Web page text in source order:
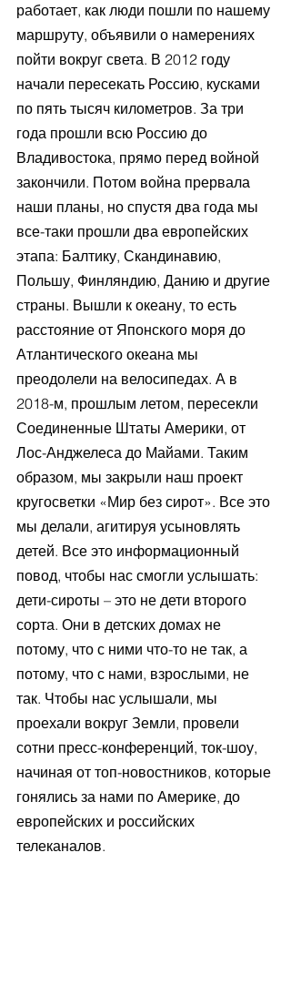
работает, как люди пошли по нашему
маршруту, объявили о намерениях
пойти вокруг света. В 2012 году
начали пересекать Россию, кусками
по пять тысяч километров. За три
года прошли всю Россию до
Владивостока, прямо перед войной
закончили. Потом война прервала
наши планы, но спустя два года мы
все-таки прошли два европейских
этапа: Балтику, Скандинавию,
Польшу, Финляндию, Данию и другие
страны. Вышли к океану, то есть
расстояние от Японского моря до
Атлантического океана мы
преодолели на велосипедах. А в
2018-м, прошлым летом, пересекли
Соединенные Штаты Америки, от
Лос-Анджелеса до Майами. Таким
образом, мы закрыли наш проект
кругосветки «Мир без сирот». Все это
мы делали, агитируя усыновлять
детей. Все это информационный
повод, чтобы нас смогли услышать:
дети-сироты – это не дети второго
сорта. Они в детских домах не
потому, что с ними что-то не так, а
потому, что с нами, взрослыми, не
так. Чтобы нас услышали, мы
проехали вокруг Земли, провели
сотни пресс-конференций, ток-шоу,
начиная от топ-новостников, которые
гонялись за нами по Америке, до
европейских и российских
телеканалов.